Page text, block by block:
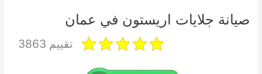
صيانة جلايات اريستون في عمان
تقييم 3863